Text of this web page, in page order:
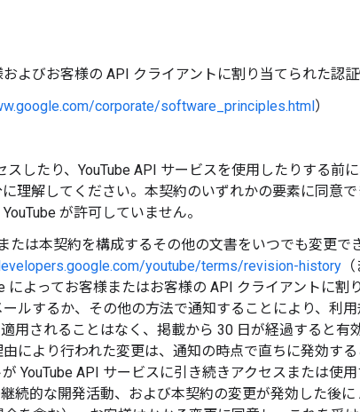
よびお客様の API クライアントに割り当てられた認
corporate/software_principles.html）
スしたり、YouTube API サービスを使用したりする前
理解してください。本契約のいずれかの要素に同意で
が許可していません。
たは本契約を構成するその他の文書をいつでも変更で
youtube/terms/revision-history
によってお客様またはお客様の API クライアントに割
ルするか、その他の方法で通知することにより、利
用されることはなく、掲載から 30 日が経過すると有
により行われた変更は、通知の時点で直ちに発効す
YouTube API サービスに引き続きアクセスまたは使
続的な開発活動、および本契約の変更が発効した後